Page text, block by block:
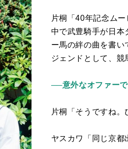
片桐「40年記念ム
中で武豊騎手が日本
ー馬の絆の曲を書い
ジェンドとして、
──意外なオファー
片桐「そうですね。
ヤスカワ「同じ京